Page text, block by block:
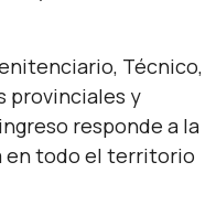
Técnico,
provinciales y
responde a la
en todo el territorio